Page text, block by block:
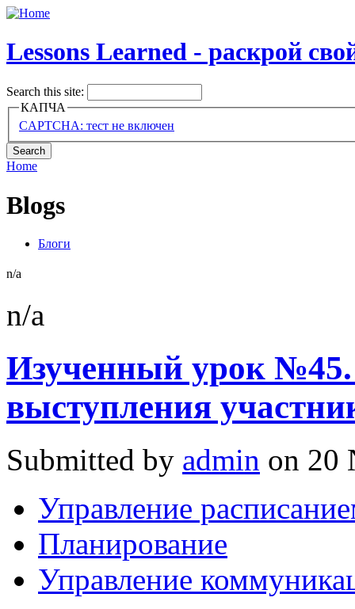
Lessons Learned - раскрой
Search this site:
КАПЧА
CAPTCHA: тест не включен
Home
Blogs
Блоги
n/a
n/a
Изученный урок
выступления
Submitted by admin on 20
Управление
Планирование
Управление